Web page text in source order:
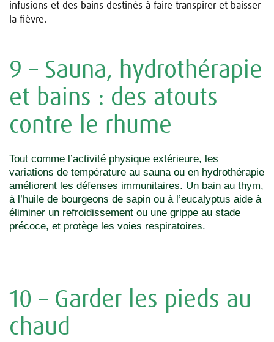
infusions et des bains destinés à faire transpirer et baisser
la fièvre.
9 – Sauna, hydrothérapie
et bains : des atouts
contre le rhume
Tout comme l’activité physique extérieure, les
variations de température au sauna ou en hydrothérapie
améliorent les défenses immunitaires. Un bain au thym,
à l’huile de bourgeons de sapin ou à l’eucalyptus aide à
éliminer un refroidissement ou une grippe au stade
précoce, et protège les voies respiratoires.
10 – Garder les pieds au
chaud